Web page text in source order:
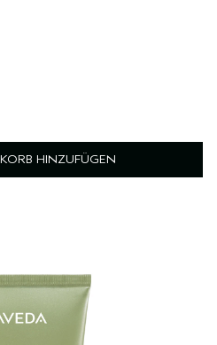
HINZUFÜGEN